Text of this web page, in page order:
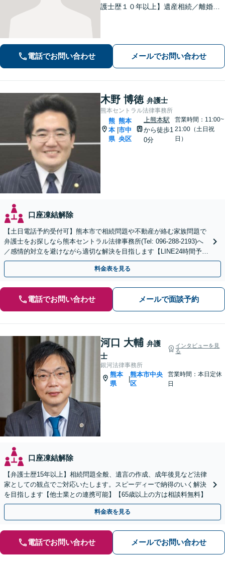
護士歴１０年以上】遺産相続／離婚・
す。お気軽にご相談ください。
電話でお問い合わせ メールでお問い合わせ
木野 博徳 弁護士
熊本セントラル法律事務所
熊
本
県
熊本
市中
央区
上熊本駅
から徒歩1
0分
営業時間：11:00~
21:00（土日祝
日）
口座凍結解除
【土日電話予約受付可】熊本市で相続問題や不動産が絡む家族問題で
弁護士をお探しなら熊本セントラル法律事務所(Tel: 096-288-2193)へ
／感情的対立を避けながら適切な解決を目指します【LINE24時間予約
受付可】【休日・夜間相談可】
料金表を見る
電話でお問い合わせ メールで面談予約
河口 大輔 弁護
士
インタビューを見
る
銀河法律事務所
熊本
県
|
熊本市中央
区
営業時間：本日定休
日
口座凍結解除
【弁護士歴15年以上】相続問題全般、遺言の作成、成年後見など法律
家としての観点でご対応いたします。スピーディーで納得のいく解決
を目指します【他士業との連携可能】【65歳以上の方は相談料無料】
料金表を見る
電話でお問い合わせ メールでお問い合わせ